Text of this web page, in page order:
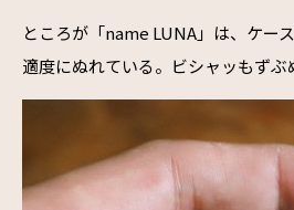
ところが「name LUNA」は、ケー
適度にぬれている。ビシャッもずぶ